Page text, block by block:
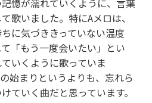
憶が濡れていくように、言葉
歌いました。特にAメロは、
に気づききっていない温度
「もう一度会いたい」とい
いくように歌っていま
始まりというよりも、忘れら
ていく曲だと思っています。